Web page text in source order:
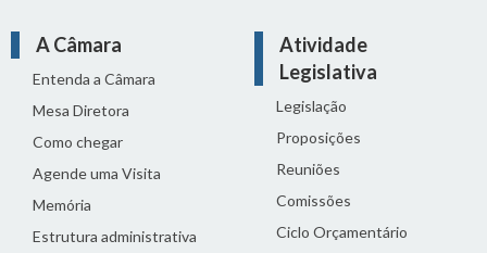
A Câmara
Entenda a Câmara
Mesa Diretora
Como chegar
Agende uma Visita
Memória
Estrutura administrativa
Atividade
Legislativa
Legislação
Proposições
Reuniões
Comissões
Ciclo Orçamentário